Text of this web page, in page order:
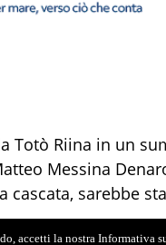
Totò Riina in un
Messina
sarebbe
accetti la nostra